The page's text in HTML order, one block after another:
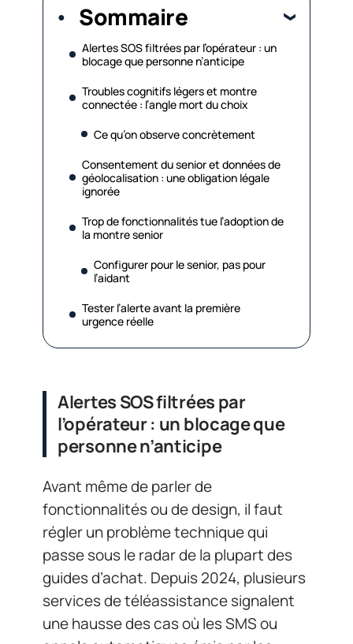
Sommaire
Alertes SOS filtrées par l’opérateur : un
blocage que personne n’anticipe
Troubles cognitifs légers et montre
connectée : l’angle mort du choix
Ce qu’on observe concrètement
Consentement du senior et données de
géolocalisation : une obligation légale
ignorée
Trop de fonctionnalités tue l’adoption de
la montre senior
Configurer pour le senior, pas pour
l’aidant
Tester l’alerte avant la première
urgence réelle
Alertes SOS filtrées par
l’opérateur : un blocage que
personne n’anticipe
Avant même de parler de
fonctionnalités ou de design, il faut
régler un problème technique qui
passe sous le radar de la plupart des
guides d’achat. Depuis 2024, plusieurs
services de téléassistance signalent
une hausse des cas où les SMS ou